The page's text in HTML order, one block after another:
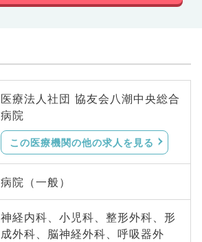
医療法人社団 協友会八潮中央総合
病院
この医療機関の他の求人を見る
病院（一般）
神経内科、小児科、整形外科、形
成外科、脳神経外科、呼吸器外